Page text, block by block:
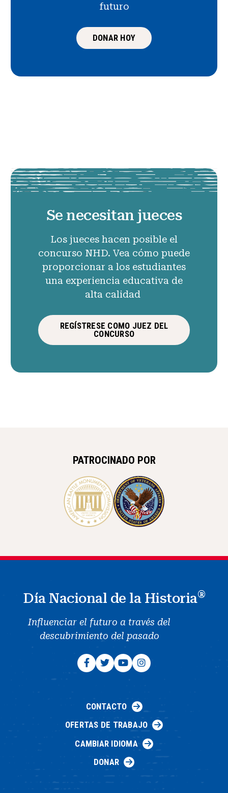
futuro
DONAR HOY
Se necesitan jueces
Los jueces hacen posible el
concurso NHD. Vea cómo puede
proporcionar a los estudiantes
una experiencia educativa de
alta calidad
REGÍSTRESE COMO JUEZ DEL
CONCURSO
PATROCINADO POR
Día Nacional de la Historia®
Influenciar el futuro a través del
descubrimiento del pasado
CONTACTO
OFERTAS DE TRABAJO
CAMBIAR IDIOMA
DONAR